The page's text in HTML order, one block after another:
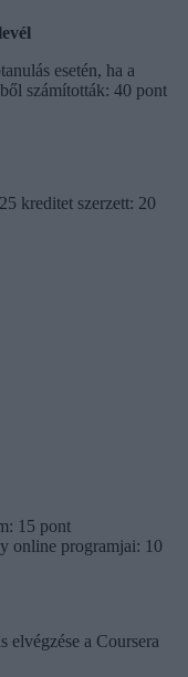
esetén, ha a
számították: 40 pont
kreditet szerzett: 20
15 pont
online programjai: 10
a Coursera